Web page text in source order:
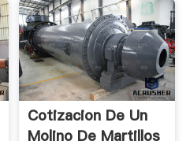
Cotizacion De Un
Molino De Martillos